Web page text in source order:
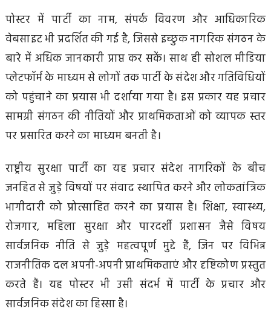
पोस्टर में पार्टी का नाम, संपर्क विवरण और आधिकारिक
वेबसाइट भी प्रदर्शित की गई है, जिससे इच्छुक नागरिक संगठन के
बारे में अधिक जानकारी प्राप्त कर सकें। साथ ही सोशल मीडिया
प्लेटफॉर्म के माध्यम से लोगों तक पार्टी के संदेश और गतिविधियों
को पहुंचाने का प्रयास भी दर्शाया गया है। इस प्रकार यह प्रचार
सामग्री संगठन की नीतियों और प्राथमिकताओं को व्यापक स्तर
पर प्रसारित करने का माध्यम बनती है।
राष्ट्रीय सुरक्षा पार्टी का यह प्रचार संदेश नागरिकों के बीच
जनहित से जुड़े विषयों पर संवाद स्थापित करने और लोकतांत्रिक
भागीदारी को प्रोत्साहित करने का प्रयास है। शिक्षा, स्वास्थ्य,
रोजगार, महिला सुरक्षा और पारदर्शी प्रशासन जैसे विषय
सार्वजनिक नीति से जुड़े महत्वपूर्ण मुद्दे हैं, जिन पर विभिन्न
राजनीतिक दल अपनी-अपनी प्राथमिकताएं और दृष्टिकोण प्रस्तुत
करते हैं। यह पोस्टर भी उसी संदर्भ में पार्टी के प्रचार और
सार्वजनिक संदेश का हिस्सा है।